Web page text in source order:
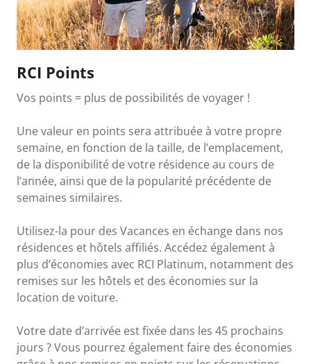
RCI Points
Vos points = plus de possibilités de voyager !
Une valeur en points sera attribuée à votre propre
semaine, en fonction de la taille, de l’emplacement,
de la disponibilité de votre résidence au cours de
l’année, ainsi que de la popularité précédente de
semaines similaires.
Utilisez-la pour des Vacances en échange dans nos
résidences et hôtels affiliés. Accédez également à
plus d’économies avec RCI Platinum, notamment des
remises sur les hôtels et des économies sur la
location de voiture.
Votre date d’arrivée est fixée dans les 45 prochains
jours ? Vous pourrez également faire des économies